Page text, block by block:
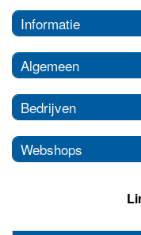
Informatie
Algemeen
Bedrijven
Webshops